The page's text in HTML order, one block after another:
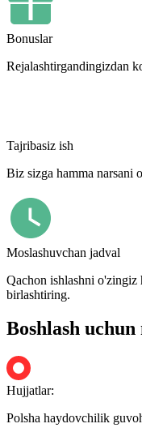
Bonuslar
Rejalashtirgandingizdan
Tajribasiz ish
Biz sizga hamma narsani
Moslashuvchan jadval
Qachon ishlashni
birlashtiring.
Boshlash
Hujjatlar:
Polsha haydovchilik